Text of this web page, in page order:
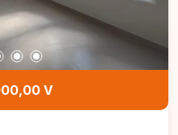
deste imóvel.
V